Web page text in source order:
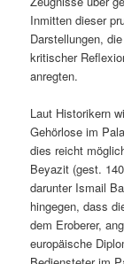
Inmitten dieser
Darstellungen,
kritischer
anregten.
Laut Historikern
Gehörlose im
dies reicht
Beyazit (gest.
darunter Ismail
hingegen, dass
dem Eroberer,
europäische